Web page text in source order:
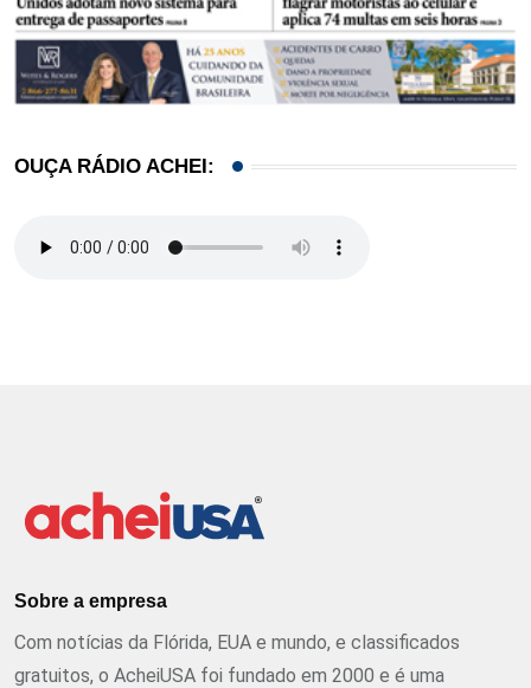
OUÇA RÁDIO ACHEI:
Sobre a empresa
Com notícias da Flórida, EUA e mundo, e classificados
gratuitos, o AcheiUSA foi fundado em 2000 e é uma